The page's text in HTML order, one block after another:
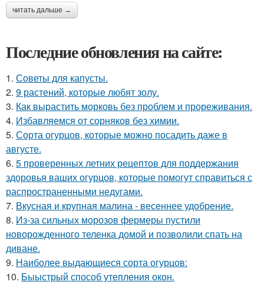
читать дальше →
Последние обновления на сайте:
1. Советы для капусты.
2. 9 растений, которые любят золу.
3. Как вырастить морковь без проблем и прореживания.
4. Избавляемся от сорняков без химии.
5. Сорта огурцов, которые можно посадить даже в
августе.
6. 5 проверенных летних рецептов для поддержания
здоровья ваших огурцов, которые помогут справиться с
распространенными недугами.
7. Вкусная и крупная малина - весеннее удобрение.
8. Из-за сильных морозов фермеры пустили
новорожденного теленка домой и позволили спать на
диване.
9. Наиболее выдающиеся сорта огурцов:
10. Быыстрый способ утепления окон.